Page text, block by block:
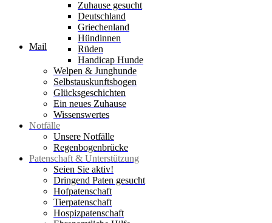
Mail
Zuhause gesucht
Deutschland
Griechenland
Hündinnen
Rüden
Handicap Hunde
Welpen & Junghunde
Selbstauskunftsbogen
Glücksgeschichten
Ein neues Zuhause
Wissenswertes
Notfälle
Unsere Notfälle
Regenbogenbrücke
Patenschaft & Unterstützung
Seien Sie aktiv!
Dringend Paten gesucht
Hofpatenschaft
Tierpatenschaft
Hospizpatenschaft